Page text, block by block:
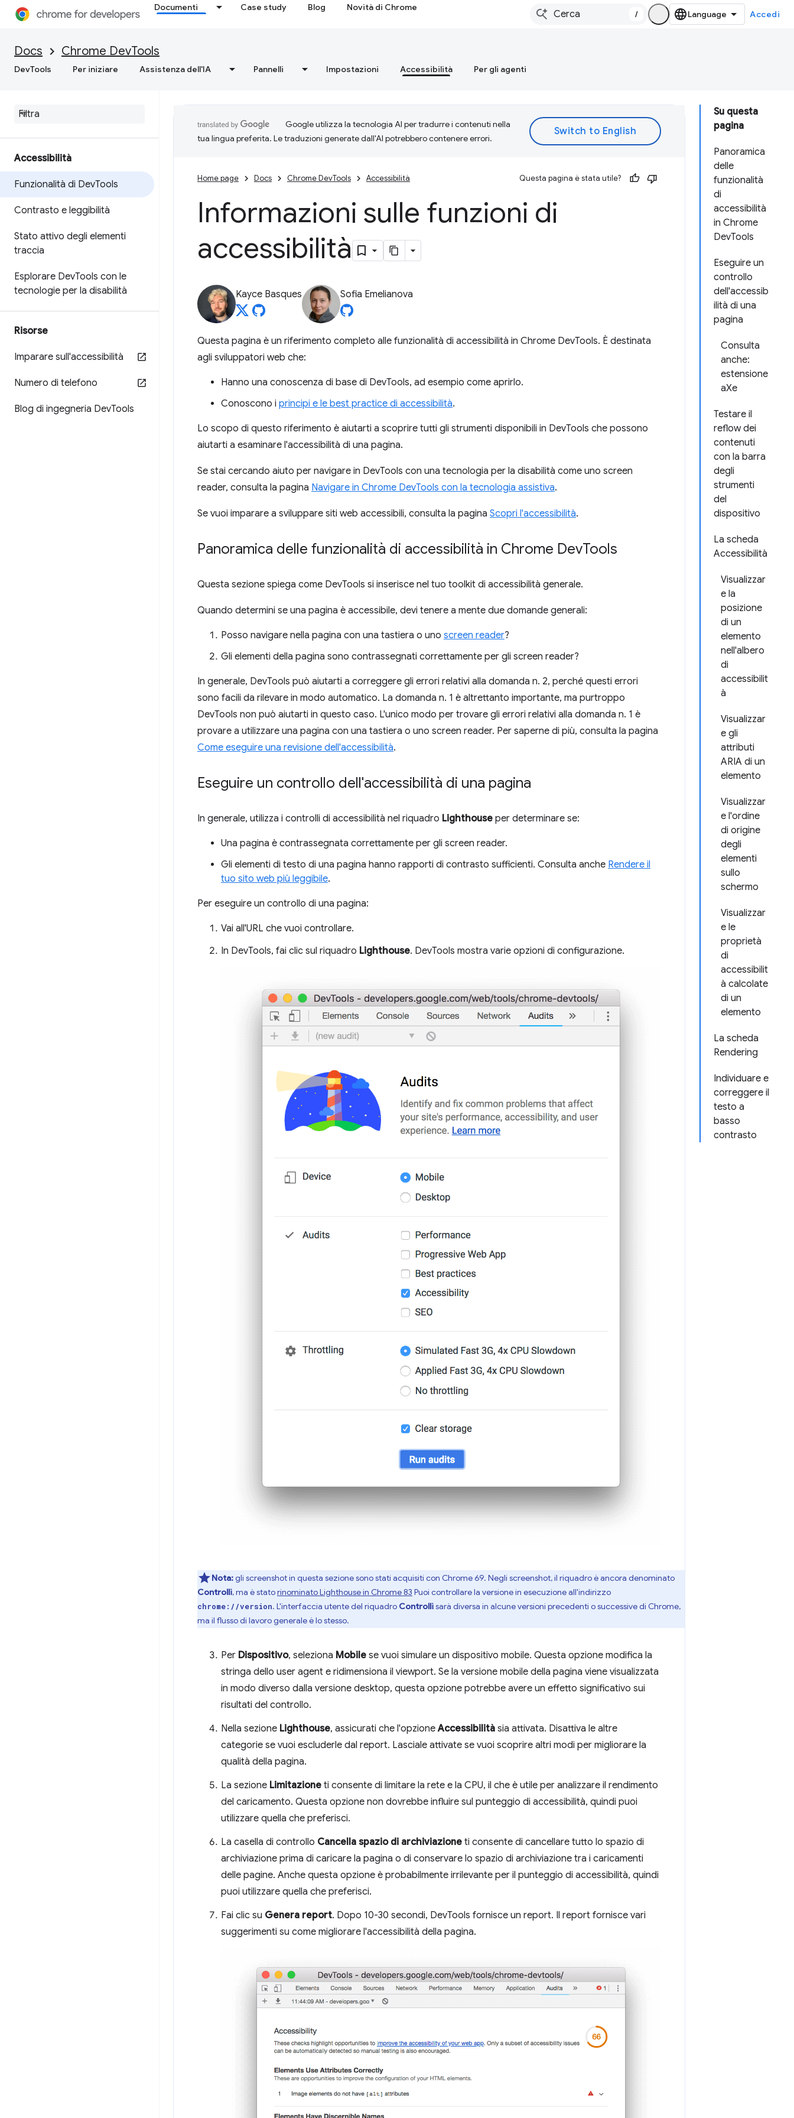
Documenti Case study Blog Novità di Chrome
/ Accedi
Docs Chrome DevTools
DevTools Per iniziare Assistenza dell'IA Pannelli Impostazioni Accessibilità Per gli agenti
Accessibilità
Funzionalità di DevTools
Contrasto e leggibilità
Stato attivo degli elementi
traccia
Esplorare DevTools con le
tecnologie per la disabilità
Risorse
Imparare sull'accessibilità
Numero di telefono
Blog di ingegneria DevTools
Su questa
pagina
Panoramica
delle
funzionalità
di
accessibilità
in Chrome
DevTools
Eseguire un
controllo
dell'accessib
ilità di una
pagina
Consulta
anche:
estensione
aXe
Testare il
reflow dei
contenuti
con la barra
degli
strumenti
del
dispositivo
La scheda
Accessibilità
Visualizzar
e la
posizione
di un
elemento
nell'albero
di
accessibilit
à
Visualizzar
e gli
attributi
ARIA di un
elemento
Visualizzar
e l'ordine
di origine
degli
elementi
sullo
schermo
Visualizzar
e le
proprietà
di
accessibilit
à calcolate
di un
elemento
La scheda
Rendering
Individuare e
correggere il
testo a
basso
contrasto
Google utilizza la tecnologia AI per tradurre i contenuti nella
tua lingua preferita. Le traduzioni generate dall'AI potrebbero contenere errori.
Home page Docs Chrome DevTools Accessibilità Questa pagina è stata utile?
Informazioni sulle funzioni di
accessibilità
Kayce Basques Sofia Emelianova
Questa pagina è un riferimento completo alle funzionalità di accessibilità in Chrome DevTools. È destinata
agli sviluppatori web che:
Hanno una conoscenza di base di DevTools, ad esempio come aprirlo.
Conoscono i principi e le best practice di accessibilità.
Lo scopo di questo riferimento è aiutarti a scoprire tutti gli strumenti disponibili in DevTools che possono
aiutarti a esaminare l'accessibilità di una pagina.
Se stai cercando aiuto per navigare in DevTools con una tecnologia per la disabilità come uno screen
reader, consulta la pagina Navigare in Chrome DevTools con la tecnologia assistiva.
Se vuoi imparare a sviluppare siti web accessibili, consulta la pagina Scopri l'accessibilità.
Panoramica delle funzionalità di accessibilità in Chrome DevTools
Questa sezione spiega come DevTools si inserisce nel tuo toolkit di accessibilità generale.
Quando determini se una pagina è accessibile, devi tenere a mente due domande generali:
Posso navigare nella pagina con una tastiera o uno screen reader?
Gli elementi della pagina sono contrassegnati correttamente per gli screen reader?
In generale, DevTools può aiutarti a correggere gli errori relativi alla domanda n. 2, perché questi errori
sono facili da rilevare in modo automatico. La domanda n. 1 è altrettanto importante, ma purtroppo
DevTools non può aiutarti in questo caso. L'unico modo per trovare gli errori relativi alla domanda n. 1 è
provare a utilizzare una pagina con una tastiera o uno screen reader. Per saperne di più, consulta la pagina
Come eseguire una revisione dell'accessibilità.
Eseguire un controllo dell'accessibilità di una pagina
In generale, utilizza i controlli di accessibilità nel riquadro Lighthouse per determinare se:
Una pagina è contrassegnata correttamente per gli screen reader.
Gli elementi di testo di una pagina hanno rapporti di contrasto sufficienti. Consulta anche Rendere il
tuo sito web più leggibile.
Per eseguire un controllo di una pagina:
Vai all'URL che vuoi controllare.
In DevTools, fai clic sul riquadro Lighthouse. DevTools mostra varie opzioni di configurazione.
Nota:gli screenshot in questa sezione sono stati acquisiti con Chrome 69. Negli screenshot, il riquadro è ancora denominato
Controlli, ma è statorinominato Lighthouse in Chrome 83 Puoi controllare la versione in esecuzione all'indirizzo
chrome://version. L'interfaccia utente del riquadro Controllisarà diversa in alcune versioni precedenti o successive di Chrome,
ma il flusso di lavoro generale è lo stesso.
Per Dispositivo, seleziona Mobile se vuoi simulare un dispositivo mobile. Questa opzione modifica la
stringa dello user agent e ridimensiona il viewport. Se la versione mobile della pagina viene visualizzata
in modo diverso dalla versione desktop, questa opzione potrebbe avere un effetto significativo sui
risultati del controllo.
Nella sezione Lighthouse, assicurati che l'opzioneAccessibilità sia attivata. Disattiva le altre
categorie se vuoi escluderle dal report. Lasciale attivate se vuoi scoprire altri modi per migliorare la
qualità della pagina.
La sezione Limitazione ti consente di limitare la rete e la CPU, il che è utile per analizzare il rendimento
del caricamento. Questa opzione non dovrebbe influire sul punteggio di accessibilità, quindi puoi
utilizzare quella che preferisci.
La casella di controllo Cancella spazio di archiviazione ti consente di cancellare tutto lo spazio di
archiviazione prima di caricare la pagina o di conservare lo spazio di archiviazione tra i caricamenti
delle pagine. Anche questa opzione è probabilmente irrilevante per il punteggio di accessibilità, quindi
puoi utilizzare quella che preferisci.
Fai clic su Genera report. Dopo 10-30 secondi, DevTools fornisce un report. Il report fornisce vari
suggerimenti su come migliorare l'accessibilità della pagina.